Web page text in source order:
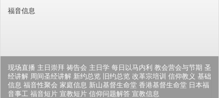
福音信息
现场直播 主日崇拜 祷告会 主日学 每日以马内利 教会营会与节期 圣
经讲解 周间圣经讲解 新约总览 旧约总览 改革宗培训 信仰教义 基础
信息 福音性聚会 家庭信息 新山基督生命堂 香港基督生命堂 日本福
音事工 福音短片 宣教短片 信仰问题解答 宣教信息